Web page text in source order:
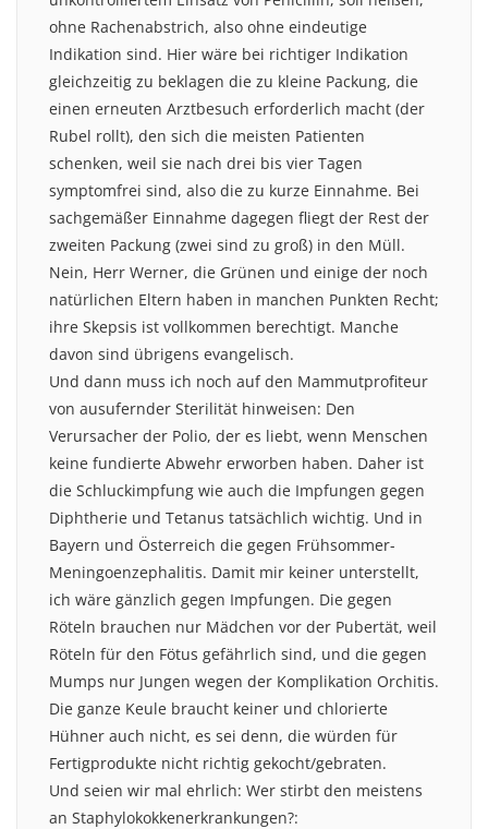
ohne Rachenabstrich, also ohne eindeutige
Indikation sind. Hier wäre bei richtiger Indikation
gleichzeitig zu beklagen die zu kleine Packung, die
einen erneuten Arztbesuch erforderlich macht (der
Rubel rollt), den sich die meisten Patienten
schenken, weil sie nach drei bis vier Tagen
symptomfrei sind, also die zu kurze Einnahme. Bei
sachgemäßer Einnahme dagegen fliegt der Rest der
zweiten Packung (zwei sind zu groß) in den Müll.
Nein, Herr Werner, die Grünen und einige der noch
natürlichen Eltern haben in manchen Punkten Recht;
ihre Skepsis ist vollkommen berechtigt. Manche
davon sind übrigens evangelisch.
Und dann muss ich noch auf den Mammutprofiteur
von ausufernder Sterilität hinweisen: Den
Verursacher der Polio, der es liebt, wenn Menschen
keine fundierte Abwehr erworben haben. Daher ist
die Schluckimpfung wie auch die Impfungen gegen
Diphtherie und Tetanus tatsächlich wichtig. Und in
Bayern und Österreich die gegen Frühsommer-
Meningoenzephalitis. Damit mir keiner unterstellt,
ich wäre gänzlich gegen Impfungen. Die gegen
Röteln brauchen nur Mädchen vor der Pubertät, weil
Röteln für den Fötus gefährlich sind, und die gegen
Mumps nur Jungen wegen der Komplikation Orchitis.
Die ganze Keule braucht keiner und chlorierte
Hühner auch nicht, es sei denn, die würden für
Fertigprodukte nicht richtig gekocht/gebraten.
Und seien wir mal ehrlich: Wer stirbt den meistens
an Staphylokokkenerkrankungen?: